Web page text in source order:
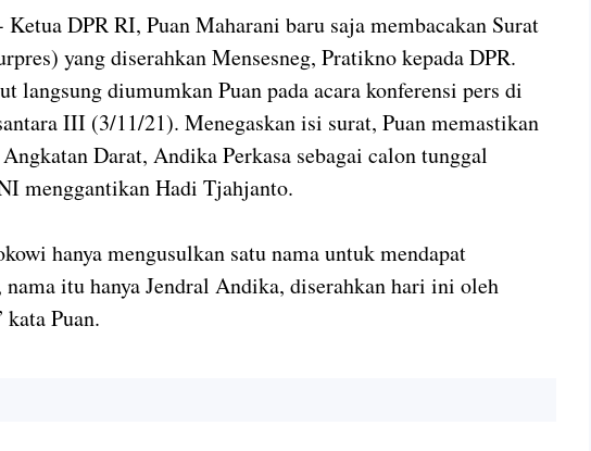
Ketua DPR RI, Puan Maharani baru saja membacakan Surat
yang diserahkan Mensesneg, Pratikno kepada DPR.
langsung diumumkan Puan pada acara konferensi pers di
III (3/11/21). Menegaskan isi surat, Puan memastikan
Darat, Andika Perkasa sebagai calon tunggal
menggantikan Hadi Tjahjanto.
hanya mengusulkan satu nama untuk mendapat
nama itu hanya Jendral Andika, diserahkan hari ini oleh
kata Puan.